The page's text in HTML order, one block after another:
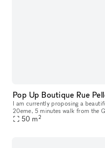
Pop Up Boutique Rue
I am currently proposing a
20eme, 5 minutes walk from the
50 m2